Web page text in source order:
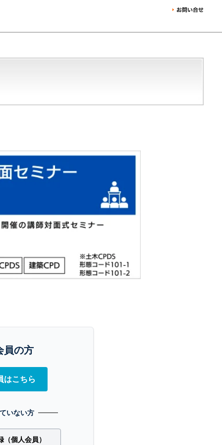
員の方
はこちら
いない方
個人会員）